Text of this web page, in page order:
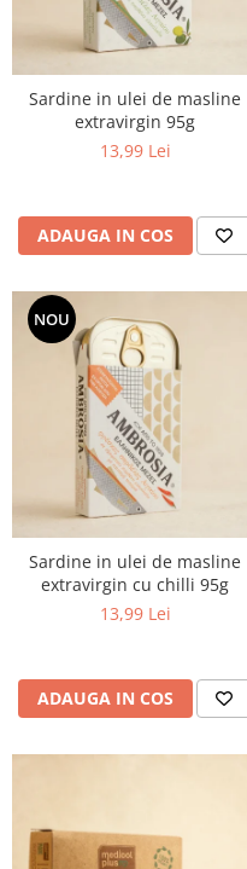
CREME ȘI PASTE TARTINABILE
CONDIMENTE
CEAIURI GRECEȘTI
CIOCOLATĂ ȘI CACAO
HEALTHY SNACKS
LACTATE
BACANIE
PRODUSE ECO / ORGANICE
PRODUSE ROMÂNEȘTI
COSMETICE
REMEDII NATURISTE
TOATE PRODUSELE
Sardine in ulei de masline
extravirgin 95g
13,99 Lei
ADAUGA IN COS
NOU
Sardine in ulei de masline
extravirgin cu chilli 95g
13,99 Lei
ADAUGA IN COS